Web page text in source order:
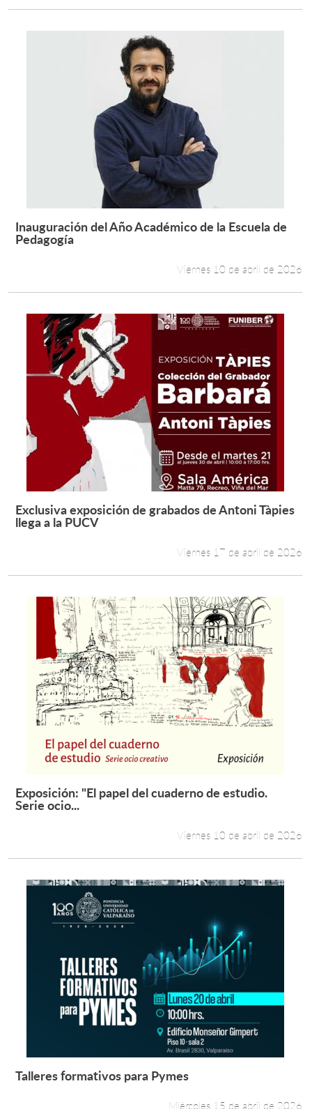
Leer más +
Inauguración del Año Académico de la Escuela de
Pedagogía
Viernes 10 de abril de 2026
Leer más +
Exclusiva exposición de grabados de Antoni Tàpies
llega a la PUCV
Viernes 17 de abril de 2026
Leer más +
Exposición: "El papel del cuaderno de estudio.
Serie ocio...
Viernes 10 de abril de 2026
Talleres formativos para Pymes
Miércoles 15 de abril de 2026